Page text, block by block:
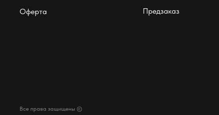
Оферта
Все права защищены ©
Предзаказ